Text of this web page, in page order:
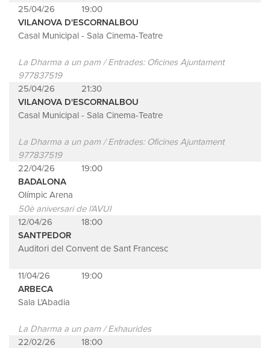
25/04/26
19:00
VILANOVA D'ESCORNALBOU
Casal Municipal - Sala Cinema-Teatre
La Dharma a un pam / Entrades: Oficines Ajuntament
977837519
25/04/26
21:30
VILANOVA D'ESCORNALBOU
Casal Municipal - Sala Cinema-Teatre
La Dharma a un pam / Entrades: Oficines Ajuntament
977837519
22/04/26
19:00
BADALONA
Olímpic Arena
50è aniversari de l’AVUI
12/04/26
18:00
SANTPEDOR
Auditori del Convent de Sant Francesc
11/04/26
19:00
ARBECA
Sala L'Abadia
La Dharma a un pam / Exhaurides
22/02/26
18:00